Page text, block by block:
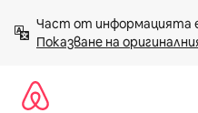
към
съдържанието
Показване на